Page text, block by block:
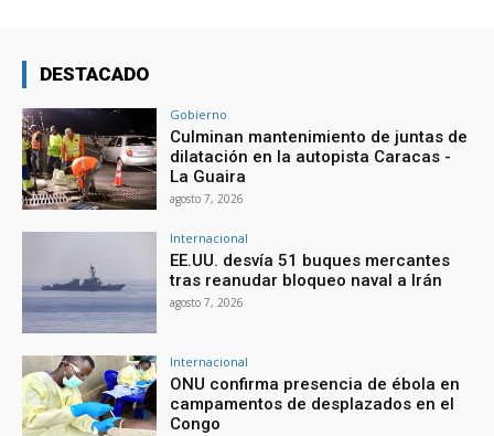
DESTACADO
Gobierno
Culminan mantenimiento de juntas de
dilatación en la autopista Caracas -
La Guaira
agosto 7, 2026
Internacional
EE.UU. desvía 51 buques mercantes
tras reanudar bloqueo naval a Irán
agosto 7, 2026
Internacional
ONU confirma presencia de ébola en
campamentos de desplazados en el
Congo